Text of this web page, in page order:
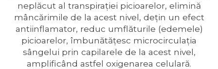
neplăcut al transpiraţiei picioarelor, elimină
mâncărimile de la acest nivel, deţin un efect
antiinflamator, reduc umflăturile (edemele)
picioarelor, îmbunătăţesc microcirculaţia
sângelui prin capilarele de la acest nivel,
amplificând astfel oxigenarea celulară.